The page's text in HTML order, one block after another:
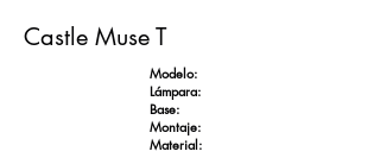
Castle Muse T
​Modelo:
Lámpara:
Base:
Montaje:
Material: